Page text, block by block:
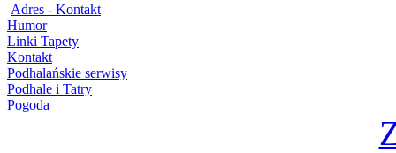
Adres - Kontakt
Humor
Linki Tapety
Kontakt
Podhalańskie serwisy
Podhale i Tatry
Pogoda